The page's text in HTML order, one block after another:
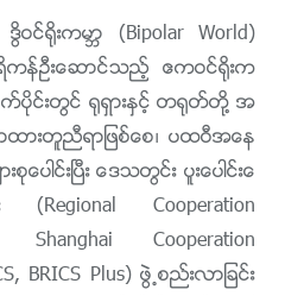
ြိဝင္႐ိုးကမာၻ (Bipolar World)
ကန္ဦးေဆာင္သည့္ ဧကဝင္႐ိုးက
ပိုင္းတြင္ ႐ုရွားႏွင့္ တ႐ုတ္တို႔ အ
ာထားတူညီရာျဖစ္ေစ၊ ပထဝီအေန
ပါင္းၿပီး ေဒသတြင္း ပူးေပါင္းေ
(Regional Cooperation
Shanghai Cooperation
BRICS Plus) ဖြဲ႕စည္းလာျခင္း